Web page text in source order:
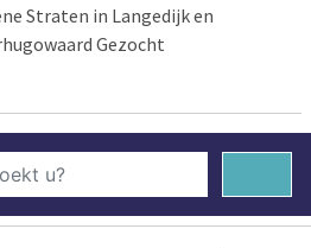
Straten in Langedijk en
Gezocht